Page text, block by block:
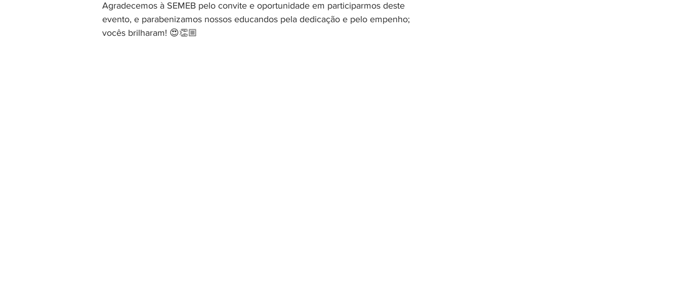
Agradecemos à SEMEB pelo convite e oportunidade em participarmos deste
evento, e parabenizamos nossos educandos pela dedicação e pelo empenho;
vocês brilharam! 😍👏🏼